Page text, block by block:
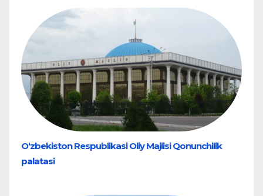
O‘zbekiston Respublikasi Oliy Majlisi Qonunchilik
palatasi